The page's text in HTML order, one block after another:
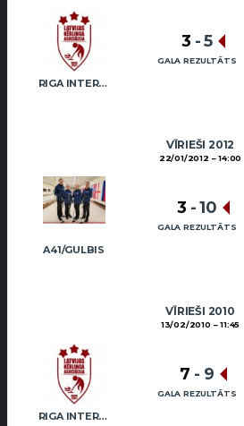
RIGA INTERNATIONAL CURLING CLUB / GRAY
3 -5
GALA REZULTĀTS
VĪRIEŠI 2012
22/01/2012 14:00
A41/GULBIS
3 - 10
GALA REZULTĀTS
VĪRIEŠI 2010
13/02/2010 11:45
RIGA INTERNATIONAL CURLING CLUB / GRAY
7 - 9
GALA REZULTĀTS